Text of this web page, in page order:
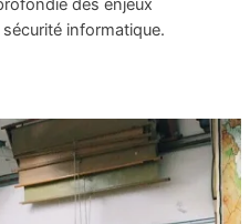
des enjeux
informatique.